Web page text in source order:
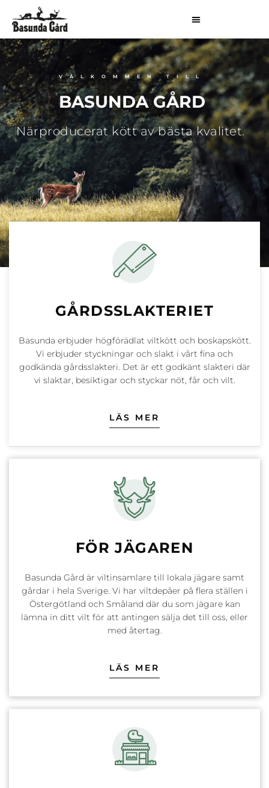
VÄLKOMMEN TILL
BASUNDA GÅRD
Närproducerat kött av bästa kvalitet.
GÅRDSSLAKTERIET
Basunda erbjuder högförädlat viltkött och boskapskött.
Vi erbjuder styckningar och slakt i vårt fina och
godkända gårdsslakteri. Det är ett godkänt slakteri där
vi slaktar, besiktigar och styckar nöt, får och vilt.
LÄS MER
FÖR JÄGAREN
Basunda Gård är viltinsamlare till lokala jägare samt
gårdar i hela Sverige. Vi har viltdepåer på flera ställen i
Östergötland och Småland där du som jägare kan
lämna in ditt vilt för att antingen sälja det till oss, eller
med återtag.
LÄS MER